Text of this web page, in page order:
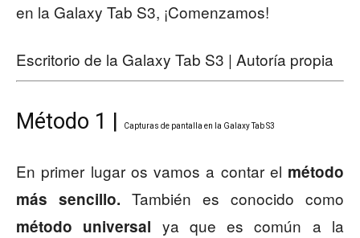
en la Galaxy Tab S3, ¡Comenzamos!
Escritorio de la Galaxy Tab S3 | Autoría propia
Método 1 | Capturas de pantalla en la Galaxy Tab S3
En primer lugar os vamos a contar el método
más sencillo. También es conocido como
método universal ya que es común a la